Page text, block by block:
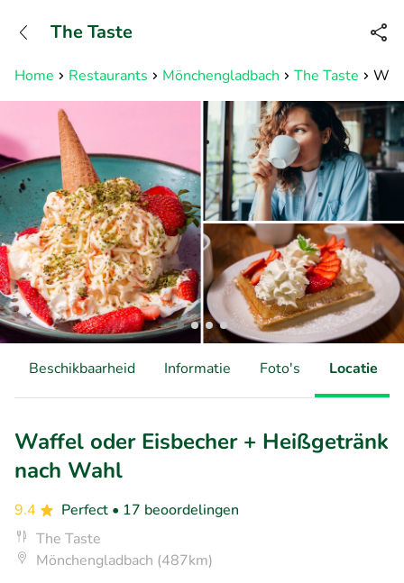
Bereikbaar tot 23:00 uur
Home Restaurants Mönchengladbach The Taste
The Taste
Beschikbaarheid Informatie Foto's Locatie
Waffel oder Eisbecher + Heißgetränk
nach Wahl
9.4 Perfect • 17 beoordelingen
The Taste
Mönchengladbach (487km)